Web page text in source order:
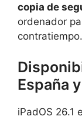
copia de
ordenador
contratiempo.
España
iPadOS 26.1